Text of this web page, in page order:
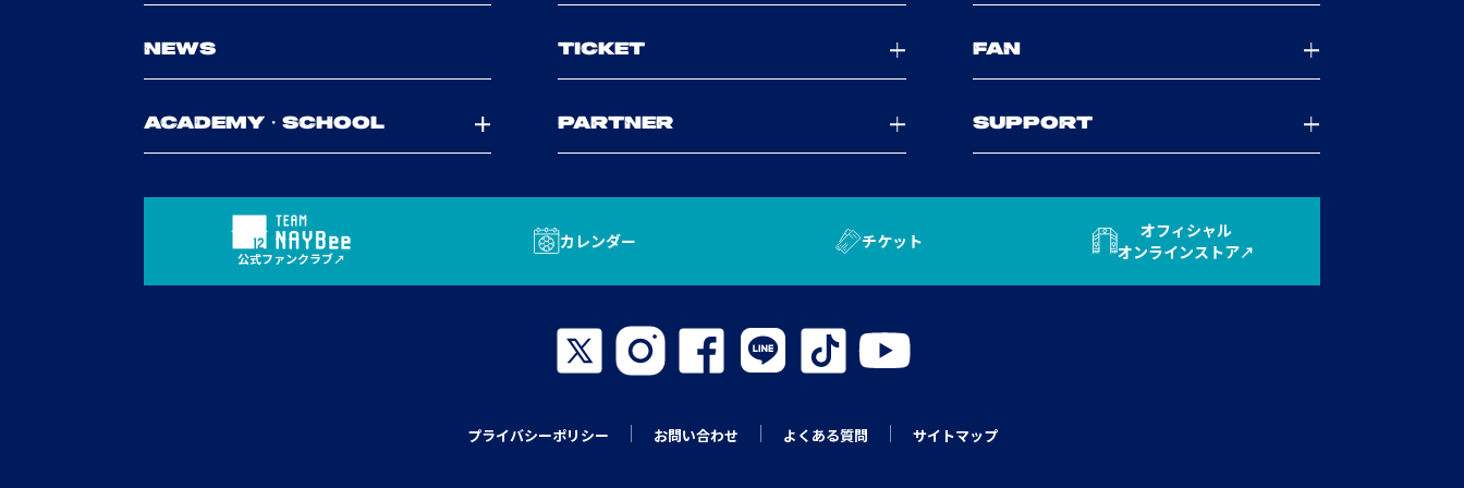
NEWS TICKET FAN
ACADEMY・SCHOOL PARTNER SUPPORT
公式ファンクラブ
カレンダー チケット
オフィシャル
オンラインストア
プライバシーポリシー お問い合わせ よくある質問 サイトマップ